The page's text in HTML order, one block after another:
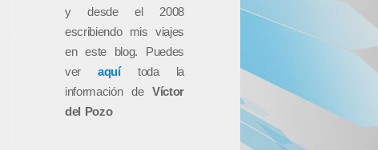
y desde el 2008
escribiendo mis viajes
en este blog. Puedes
veraquítoda la
información de Víctor
del Pozo